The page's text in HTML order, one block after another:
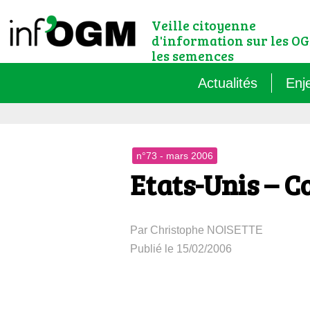
Veille citoyenne
d'information sur les
les semences
Actualités
Le
n°73 - mars 2006
Etats-Unis –
Par Christophe NOISETTE
Publié le 15/02/2006